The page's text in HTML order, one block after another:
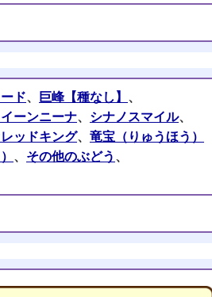
ド、 巨峰【種なし】 、
ーンニーナ、 シナノスマイル、
ッドキング、 竜宝（りゅうほう）
、 その他のぶどう 、